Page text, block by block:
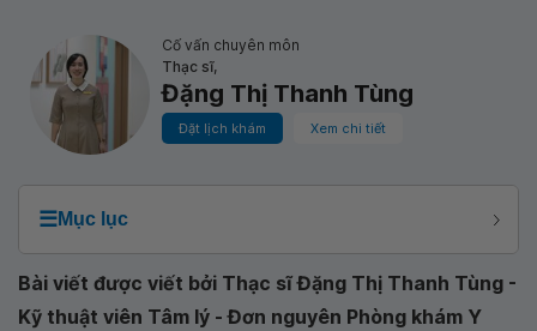
Cố vấn chuyên môn
Thạc sĩ,
Đặng Thị Thanh Tùng
Đặt lịch khám Xem chi tiết
☰Mục lục
Bài viết được viết bởi Thạc sĩ Đặng Thị Thanh Tùng -
Kỹ thuật viên Tâm lý - Đơn nguyên Phòng khám Y